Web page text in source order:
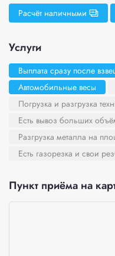
Расчёт наличными
Услуги
Выплата сразу после
Автомобильные весы
Погрузка и разгрузка
Есть вывоз больших
Разгрузка металла на
Есть газорезка и свои
Пункт приёма на